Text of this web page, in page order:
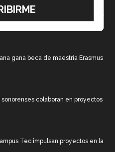
que la derrota también merece ser
gana beca de maestría Erasmus
colaboran en proyectos
Tec impulsan proyectos en la